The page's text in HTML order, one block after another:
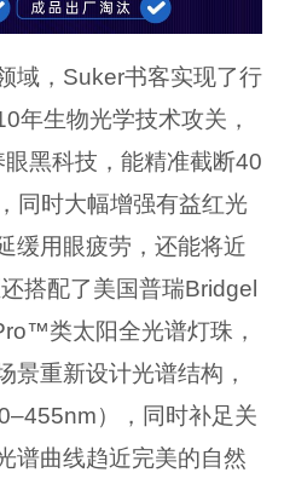
域，Suker书客实现了行
年生物光学技术攻关，
黑科技，能精准截断40
同时大幅增强有益红光
缓用眼疲劳，还能将近
搭配了美国普瑞Bridgel
类太阳全光谱灯珠，
景重新设计光谱结构，
），同时补足关
谱曲线趋近完美的自然